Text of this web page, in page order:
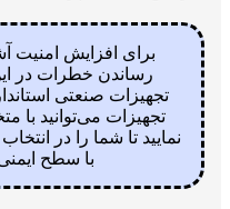
برای افزایش امنیت
رساندن خطرات در
تجهیزات صنعتی
تجهیزات می‌توانید
نمایید تا شما را در
با سطح ایمنی